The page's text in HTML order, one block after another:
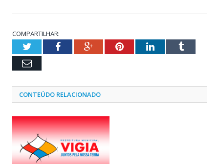
COMPARTILHAR:
TwitterFacebookGoogle+PinterestLinkedInTumblr
Email
CONTEÚDO RELACIONADO